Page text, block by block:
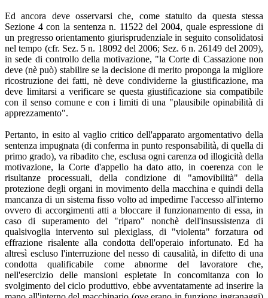
Ed ancora deve osservarsi che, come statuito da questa stessa
Sezione 4 con la sentenza n. 11522 del 2004, quale espressione di
un pregresso orientamento giurisprudenziale in seguito consolidatosi
nel tempo (cfr. Sez. 5 n. 18092 del 2006; Sez. 6 n. 26149 del 2009),
in sede di controllo della motivazione, "la Corte di Cassazione non
deve (nè può) stabilire se la decisione di merito proponga la migliore
ricostruzione dei fatti, nè deve condividerne la giustificazione, ma
deve limitarsi a verificare se questa giustificazione sia compatibile
con il senso comune e con i limiti di una "plausibile opinabilità di
apprezzamento".
Pertanto, in esito al vaglio critico dell'apparato argomentativo della
sentenza impugnata (di conferma in punto responsabilità, di quella di
primo grado), va ribadito che, esclusa ogni carenza od illogicità della
motivazione, la Corte d'appello ha dato atto, in coerenza con le
risultanze processuali, della condizione di "amovibilità" della
protezione degli organi in movimento della macchina e quindi della
mancanza di un sistema fisso volto ad impedirne l'accesso all'interno
ovvero di accorgimenti atti a bloccare il funzionamento di essa, in
caso di superamento del "riparo" nonchè dell'insussistenza di
qualsivoglia intervento sul plexiglass, di "violenta" forzatura od
effrazione risalente alla condotta dell'operaio infortunato. Ed ha
altresì escluso l'interruzione del nesso di causalità, in difetto di una
condotta qualificabile come abnorme del lavoratore che,
nell'esercizio delle mansioni espletate In concomitanza con lo
svolgimento del ciclo produttivo, ebbe avventatamente ad inserire la